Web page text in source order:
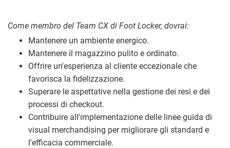
Come membro del Team CX di Foot Locker, dovrai:
Mantenere un ambiente energico.
Mantenere il magazzino pulito e ordinato.
Offrire un'esperienza al cliente eccezionale che
favorisca la fidelizzazione.
Superare le aspettative nella gestione dei resi e dei
processi di checkout.
Contribuire all'implementazione delle linee guida di
visual merchandising per migliorare gli standard e
l'efficacia commerciale.